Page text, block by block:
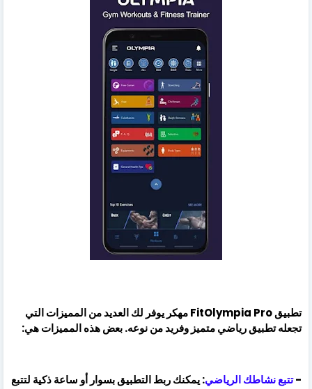
تطبيق FitOlympia Pro مهكر يوفر لك العديد من المميزات التي
تجعله تطبيق رياضي متميز وفريد من نوعه. بعض هذه المميزات هي:
-تتبع نشاطك الرياضي: يمكنك ربط التطبيق بسوار أو ساعة ذكية لتتبع